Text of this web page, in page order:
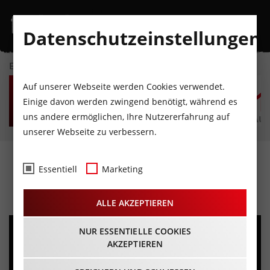
EVENTKALENDER
SA
8
AUGUST
SO
9
AUGUST
MO
10
AUGUST
DI
11
AUGUST
MI
12
AUGUST
Niko Nagl - Goldbube
05.03.2026 - Beginn 19:30 Uhr
Datenschutzeinstellungen
Auf unserer Webseite werden Cookies verwendet.
Einige davon werden zwingend benötigt, während es
uns andere ermöglichen, Ihre Nutzererfahrung auf
unserer Webseite zu verbessern.
Essentiell Marketing
ALLE AKZEPTIEREN
NUR ESSENTIELLE COOKIES
AKZEPTIEREN